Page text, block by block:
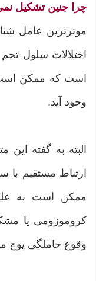
چرا جنین تشکیل
موثرترین عامل
اختلالات سلول
است که ممکن است
وجود آید.
البته به گفته
ارتباط مستقیم با
ممکن است به
کروموزومی یا
وقوع حاملگی پوچ